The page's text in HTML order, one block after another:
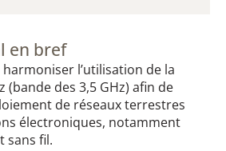
en bref
harmoniser l’utilisation de la
(bande des 3,5 GHz) afin de
de réseaux terrestres
électroniques, notamment
sans fil.